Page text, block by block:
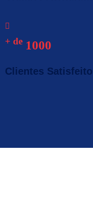
+ de 1000
Clientes